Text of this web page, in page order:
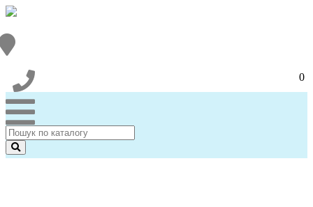
0